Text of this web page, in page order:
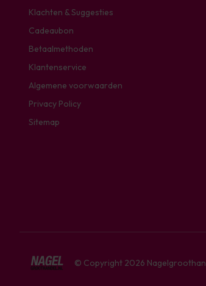
Klachten & Suggesties
Cadeaubon
Betaalmethoden
Klantenservice
Algemene voorwaarden
Privacy Policy
Sitemap
© Copyright 2026